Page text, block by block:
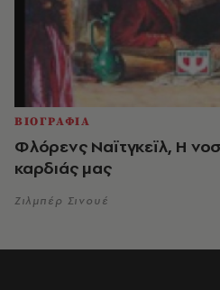
ΒΙΟΓΡΑΦΙΑ
Φλόρενς Ναϊτγκεϊλ, Η
καρδιάς μας
Ζιλμπέρ Σινουέ